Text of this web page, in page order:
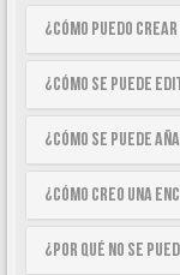
¿Cómo puedo
¿Cómo se puede
¿Cómo se puede
¿Cómo creo una
¿Por qué no se